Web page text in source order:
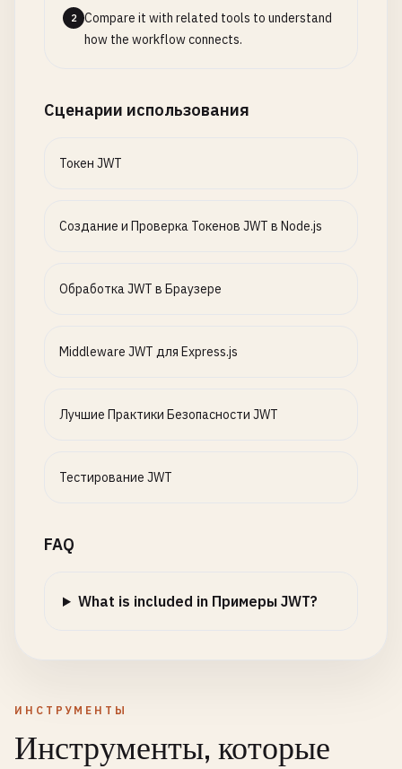
2
Compare it with related tools to understand
how the workflow connects.
Сценарии использования
Токен JWT
Создание и Проверка Токенов JWT в Node.js
Обработка JWT в Браузере
Middleware JWT для Express.js
Лучшие Практики Безопасности JWT
Тестирование JWT
FAQ
What is included in Примеры JWT?
ИНСТРУМЕНТЫ
Инструменты, которые